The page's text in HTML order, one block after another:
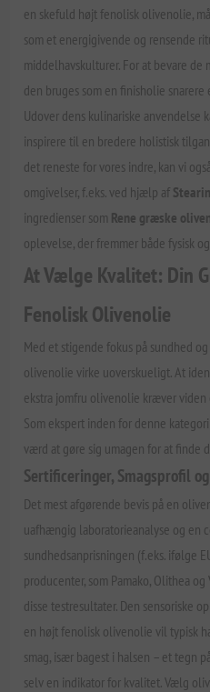
en skefuld højt fenolisk olivenolie,
som et energigivende og rensende
middelhavskulturer. For at bevare
den bruges som en finisholie
Udover dens kulinariske
inspirere til en bredere holistisk
det reneste for vores indre, kan vi
omgivelser, f.eks. ved hjælp af
ingredienser som Rene græske
oplevelse, der fremmer både fysisk
At Vælge Kvalitet: Din
Fenolisk Olivenolie
Med et stigende fokus på sundhed
olivenolie virke uoverskueligt. At
ekstra jomfru olivenolie kræver
Som ekspert inden for denne
værd at gøre sig umagen for at finde
Sertificeringer, Smagsprofil
Det mest afgørende bevis på en
uafhængig laboratorieanalyse og en
sundhedsanprisningen (f.eks. ifølge
producenter, som Pamako, Olithea
disse testresultater. Den sensoriske
en højt fenolisk olivenolie vil typisk
smag, især bagest i halsen – et tegn
selv en indikator for kvalitet. Vælg